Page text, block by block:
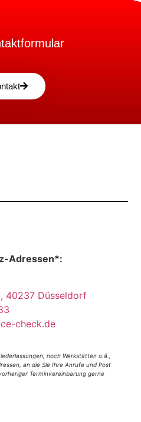
Adressen*:
40237 Düsseldorf
check.de
noch Werkstätten o.ä.,
an die Sie Ihre Anrufe und Post
Terminvereinbarung gerne